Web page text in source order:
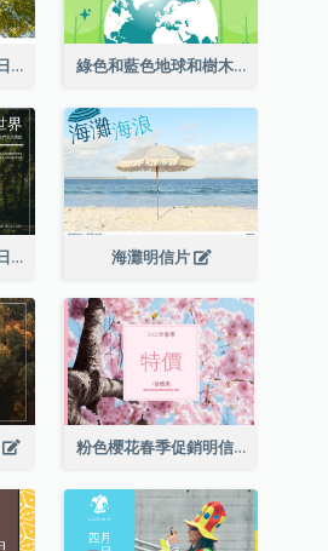
深綠色森林照片地球日明信片 綠色和藍色地球和樹木插圖地球日明信片
深綠色森林照片地球日明信片 海灘明信片
粉色櫻花春季促銷明信片